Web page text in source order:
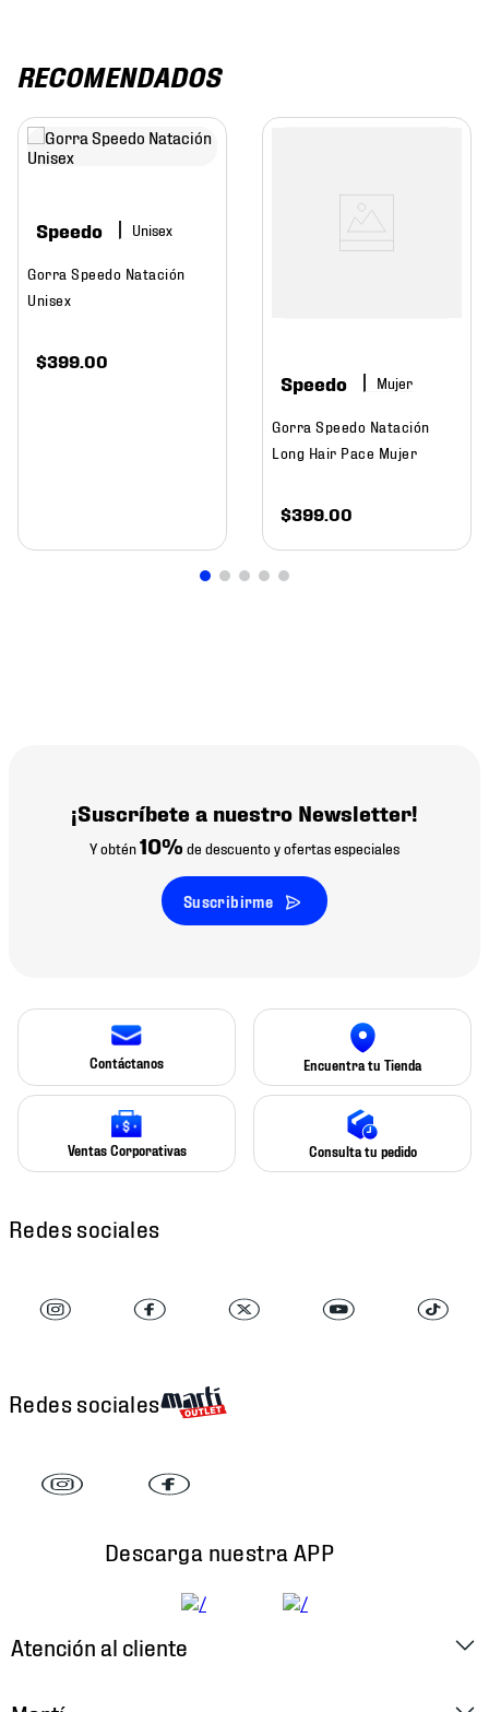
RECOMENDADOS
Speedo
Gorra Speedo Natación
Unisex
$399 00
Speedo Mujer
Gorra Speedo Natación
Long Hair Pace Mujer
$399 00
¡Suscríbete a nuestro Newsletter!
Y obtén10% de descuento y ofertas especiales
Suscribirme
Contáctanos Encuentra tu Tienda
Ventas Corporativas Consulta tu pedido
Redes sociales
Redes sociales
Descarga nuestra APP
Atención al cliente